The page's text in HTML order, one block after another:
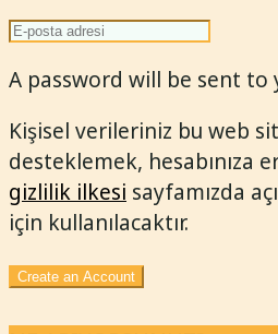
A password will be sent to
Kişisel verileriniz bu web
desteklemek, hesabınıza
gizlilik ilkesi sayfamızda
için kullanılacaktır.
Create an Account